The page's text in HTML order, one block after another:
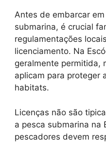
Antes de embarcar
submarina, é crucial
regulamentações
licenciamento. Na
geralmente permitida,
aplicam para proteger
habitats.
Licenças não são
a pesca submarina na
pescadores devem